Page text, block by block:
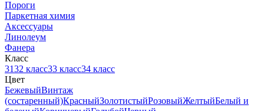
Пороги
Паркетная химия
Аксессуары
Линолеум
Фанера
Класс
3132 класс33 класс34 класс
Цвет
БежевыйВинтаж
(состаренный)КрасныйЗолотистыйРозовыйЖелтыйБелый и